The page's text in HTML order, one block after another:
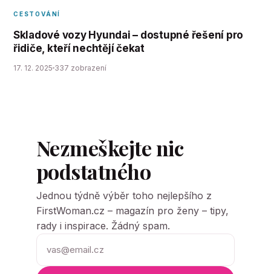
CESTOVÁNÍ
Skladové vozy Hyundai – dostupné řešení pro
řidiče, kteří nechtějí čekat
17. 12. 2025 337 zobrazení
Nezmeškejte nic
podstatného
Jednou týdně výběr toho nejlepšího z
FirstWoman.cz – magazín pro ženy – tipy,
rady i inspirace. Žádný spam.